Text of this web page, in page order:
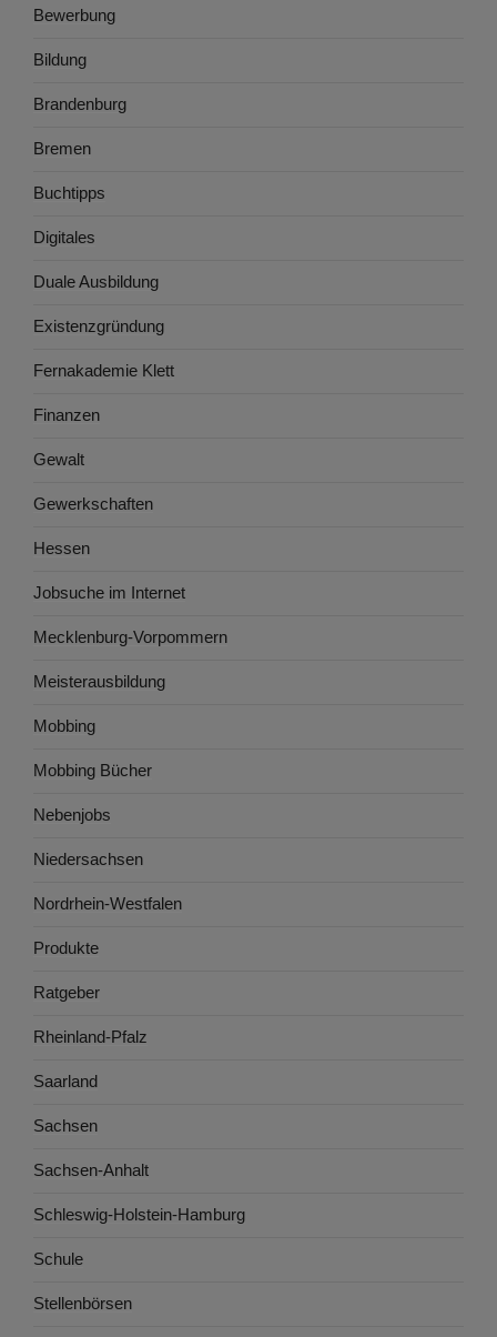
Bewerbung
Bildung
Brandenburg
Bremen
Buchtipps
Digitales
Duale Ausbildung
Existenzgründung
Fernakademie Klett
Finanzen
Gewalt
Gewerkschaften
Hessen
Jobsuche im Internet
Mecklenburg-Vorpommern
Meisterausbildung
Mobbing
Mobbing Bücher
Nebenjobs
Niedersachsen
Nordrhein-Westfalen
Produkte
Ratgeber
Rheinland-Pfalz
Saarland
Sachsen
Sachsen-Anhalt
Schleswig-Holstein-Hamburg
Schule
Stellenbörsen